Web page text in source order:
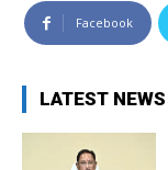
Facebook
LATEST NEWS